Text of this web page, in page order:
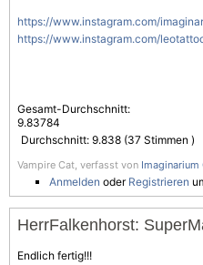
https://www.instagram.com/
https://www.instagram.com/
Gesamt-Durchschnitt:
9.83784
Durchschnitt: 9.838 (37 Stimmen )
Vampire Cat, verfasst von Imaginarium
Anmelden oder Registrieren
HerrFalkenhorst:
Endlich fertig!!!